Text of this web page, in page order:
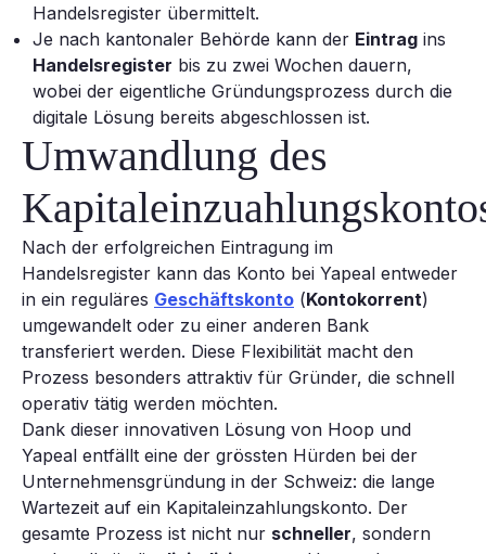
Handelsregister übermittelt.
Je nach kantonaler Behörde kann der Eintrag ins
Handelsregister bis zu zwei Wochen dauern,
wobei der eigentliche Gründungsprozess durch die
digitale Lösung bereits abgeschlossen ist.
Umwandlung des
Nach der erfolgreichen Eintragung im
Handelsregister kann das Konto bei Yapeal entweder
in ein reguläres Geschäftskonto (Kontokorrent)
umgewandelt oder zu einer anderen Bank
transferiert werden. Diese Flexibilität macht den
Prozess besonders attraktiv für Gründer, die schnell
operativ tätig werden möchten.
Dank dieser innovativen Lösung von Hoop und
Yapeal entfällt eine der grössten Hürden bei der
Unternehmensgründung in der Schweiz: die lange
Wartezeit auf ein Kapitaleinzahlungskonto. Der
gesamte Prozess ist nicht nur schneller, sondern